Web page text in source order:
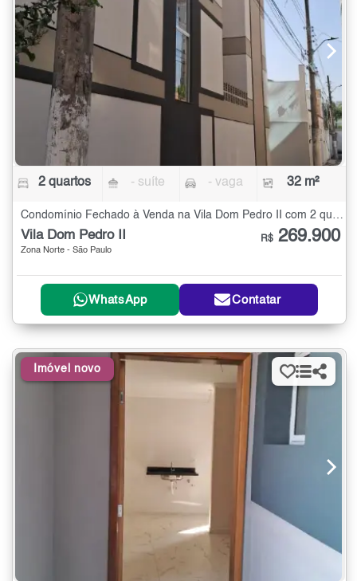
2 quartos - suíte - vaga 32 m²
Condomínio Fechado à Venda na Vila Dom Pedro II com 2 quartos - 32 m²
Vila Dom Pedro II
Zona Norte - São Paulo
R$ 269.900
WhatsApp Contatar
Imóvel novo